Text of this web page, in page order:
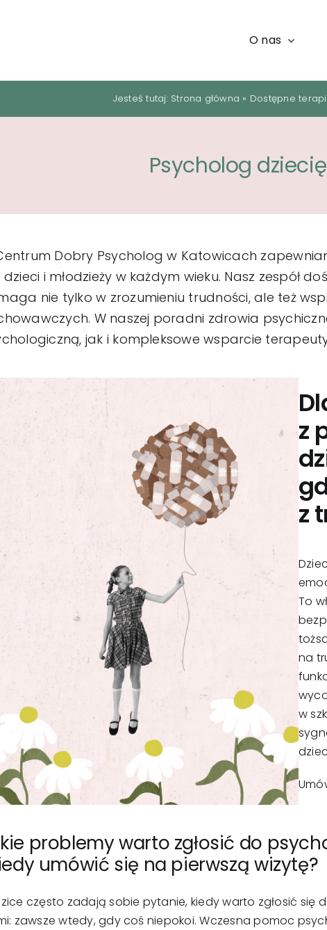
O nas
Jesteś tutaj: Strona główna » Dostępne
Psycholog
Dobry Psycholog w Katowicach
i młodzieży w każdym wieku. Nasz zespół
nie tylko w zrozumieniu trudności, ale też
W naszej poradni zdrowia
jak i kompleksowe wsparcie
z
z
To
na
w
problemy warto zgłosić do
umówić się na pierwszą wizytę?
często zadają sobie pytanie, kiedy warto zgłosić
zawsze wtedy, gdy coś niepokoi. Wczesna pomoc